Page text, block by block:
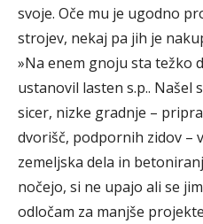
svoje. Oče mu je ugodno
strojev, nekaj pa jih je
»Na enem gnoju sta težko
ustanovil lasten s.p.. Našel
sicer, nizke gradnje –
dvorišč, podpornih zidov –
zemeljska dela in
nočejo, si ne upajo ali se
odločam za manjše